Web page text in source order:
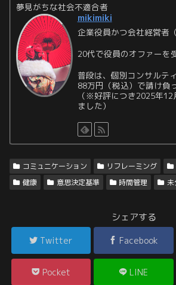
夢見がちな社会不適合者
mikimiki
企業役員かつ会社経営者
20代で役員のオファーを
普段は、個別コンサルテ
88万円（税込）で請け負
（※好評につき2025年12
ました）
コミュニケーション リフレーミング
健康
意思決定基準 時間管理 未
シェアする
Twitter Facebook
Pocket LINE